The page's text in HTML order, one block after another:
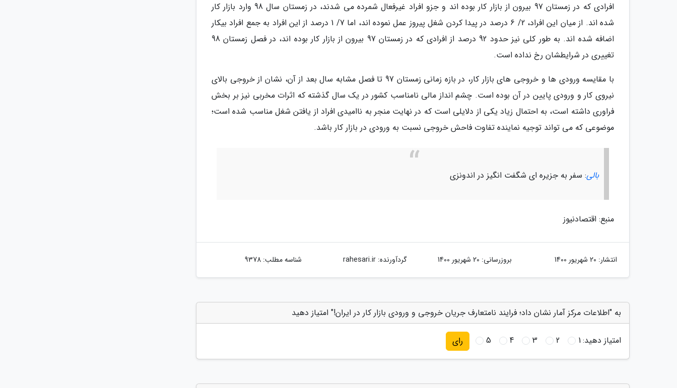
افرادی که در زمستان 97 بیرون از بازار کار بوده اند و جزو افراد غیرفعال شمرده می شدند، در زمستان سال 98 وارد بازار کار
شده اند. از میان این افراد، 2/ 6 درصد در پیدا کردن شغل پیروز عمل نموده اند، اما 7/ 1 درصد از این افراد به جمع افراد بیکار
اضافه شده اند. به طور کلی نیز حدود 92 درصد از افرادی که در زمستان 97 بیرون از بازار کار بوده اند، در فصل زمستان 98
تغییری در شرایطشان رخ نداده است.
با مقایسه ورودی ها و خروجی های بازار کار، در بازه زمانی زمستان 97 تا فصل مشابه سال بعد از آن، نشان از خروجی بالای
نیروی کار و ورودی پایین در آن بوده است. چشم انداز مالی نامناسب کشور در یک سال گذشته که اثرات مخربی نیز بر بخش
فراوری داشته است، به احتمال زیاد یکی از دلایلی است که در نهایت منجر به ناامیدی افراد از یافتن شغل مناسب شده است؛
موضوعی که می تواند توجیه نماینده تفاوت فاحش خروجی نسبت به ورودی در بازار کار باشد.
بالی: سفر به جزیره ای شگفت انگیز در اندونزی
منبع: اقتصادنیوز
انتشار: 20 شهریور 1400 بروزرسانی: 20 شهریور 1400 گردآورنده:rahesari.ir شناسه مطلب: 9378
به "اطلاعات مرکز آمار نشان داد؛ فرایند نامتعارف جریان خروجی و ورودی بازار کار در ایران!" امتیاز دهید
امتیاز دهید:1
2
3
4
5 رای